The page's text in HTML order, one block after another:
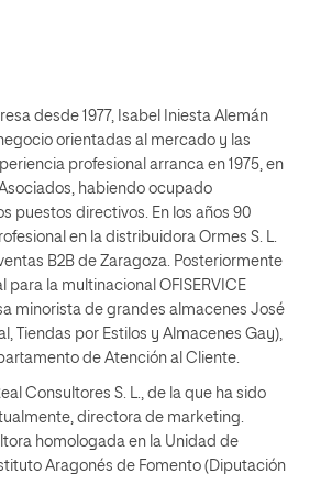
desde 1977, Isabel Iniesta Alemán
orientadas al mercado y las
profesional arranca en 1975, en
habiendo ocupado
puestos directivos. En los años 90
en la distribuidora Ormes S. L.
B2B de Zaragoza. Posteriormente
la multinacional OFISERVICE
minorista de grandes almacenes José
Tiendas por Estilos y Almacenes Gay),
de Atención al Cliente.
Consultores S. L., de la que ha sido
directora de marketing.
homologada en la Unidad de
Aragonés de Fomento (Diputación